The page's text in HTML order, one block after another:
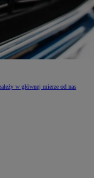
w głównej mierze od nas